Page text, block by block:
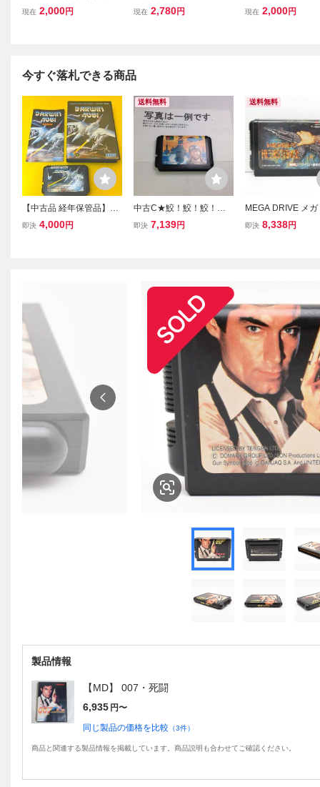
ト TAITO ファイナルブロ
現在 2,000円
フォゴットン ワールズ
現在 2,780円
ト スーパーサンダ
現在 2,000円
今すぐ落札できる商品
【中古品 経年保管品】SE
GA セガ MEGA DRIVE ソ
即決 4,000円
送料無料
中古C★鮫！鮫！鮫！★
メガドライブソフト
即決 7,139円
送料無料
MEGA DRIVE メ
ブ ミッドナイト レ
即決 8,338円
製品情報
【MD】 007・死闘
6,935 円〜
同じ製品の価格を比較 （3件）
商品と関連する製品情報を掲載しています。商品説明も合わせてご確認ください。